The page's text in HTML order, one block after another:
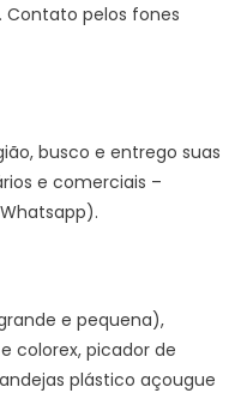
pelos fones
busco e entrego suas
e comerciais –
e pequena),
colorex, picador de
plástico açougue